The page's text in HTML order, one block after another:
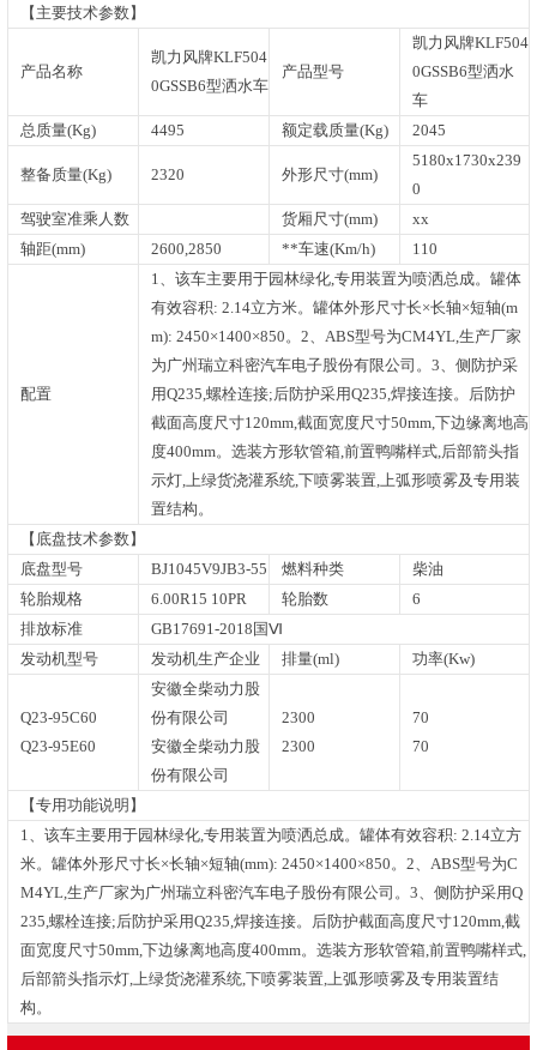
【主要技术参数】
产品名称
凯力风牌KLF504
0GSSB6型洒水车
产品型号
凯力风牌KLF504
0GSSB6型洒水
车
总质量(Kg)
4495 额定载质量(Kg) 2045
整备质量(Kg) 2320 外形尺寸(mm)
5180x1730x239
0
驾驶室准乘人数
货厢尺寸(mm)
xx
轴距(mm)
2600,2850 **车速(Km/h) 110
配置
1、该车主要用于园林绿化,专用装置为喷洒总成。罐体
有效容积: 2.14立方米。罐体外形尺寸长×长轴×短轴(m
m): 2450×1400×850。2、ABS型号为CM4YL,生产厂家
为广州瑞立科密汽车电子股份有限公司。3、侧防护采
用Q235,螺栓连接;后防护采用Q235,焊接连接。后防护
截面高度尺寸120mm,截面宽度尺寸50mm,下边缘离地高
度400mm。选装方形软管箱,前置鸭嘴样式,后部箭头指
示灯,上绿货浇灌系统,下喷雾装置,上弧形喷雾及专用装
置结构。
【底盘技术参数】
底盘型号
BJ1045V9JB3-55 燃料种类
柴油
轮胎规格
6.00R15 10PR 轮胎数
6
排放标准
GB17691-2018国Ⅵ
发动机型号
发动机生产企业 排量(ml) 功率(Kw)
Q23-95C60
Q23-95E60
安徽全柴动力股
份有限公司
安徽全柴动力股
份有限公司
2300
2300
70
70
【专用功能说明】
1、该车主要用于园林绿化,专用装置为喷洒总成。罐体有效容积: 2.14立方
米。罐体外形尺寸长×长轴×短轴(mm): 2450×1400×850。2、ABS型号为C
M4YL,生产厂家为广州瑞立科密汽车电子股份有限公司。3、侧防护采用Q
235,螺栓连接;后防护采用Q235,焊接连接。后防护截面高度尺寸120mm,截
面宽度尺寸50mm,下边缘离地高度400mm。选装方形软管箱,前置鸭嘴样式,
后部箭头指示灯,上绿货浇灌系统,下喷雾装置,上弧形喷雾及专用装置结
构。